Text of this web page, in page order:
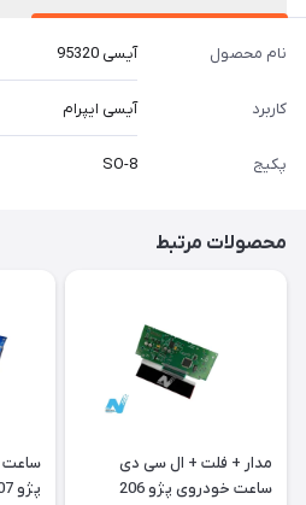
نام محصول آیسی 95320
کاربرد آیسی ایپرام
پکیج SO-8
محصولات مرتبط
مدار + فلت + ال سی دی
ساعت خودروی پژو 206
پژو 207 فرانسوی